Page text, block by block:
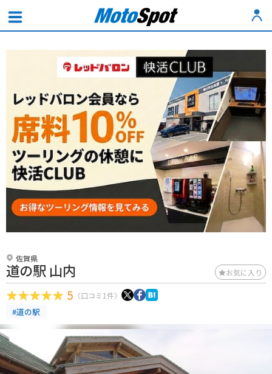
佐賀県
道の駅 山内 お気に入り
5 （口コミ1件）
#道の駅